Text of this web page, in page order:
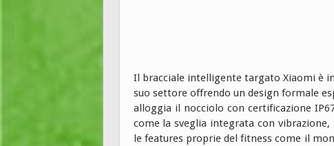
Il bracciale intelligente targato Xiaomi è
suo settore offrendo un design formale
alloggia il nocciolo con certificazione
come la sveglia integrata con
le features proprie del fitness come il